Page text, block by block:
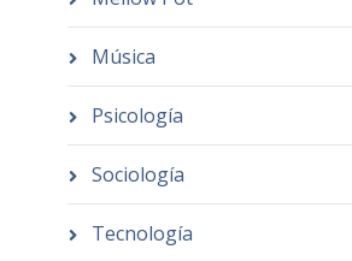
Música
Psicología
Sociología
Tecnología